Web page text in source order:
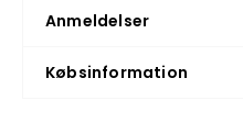
Anmeldelser
Købsinformation